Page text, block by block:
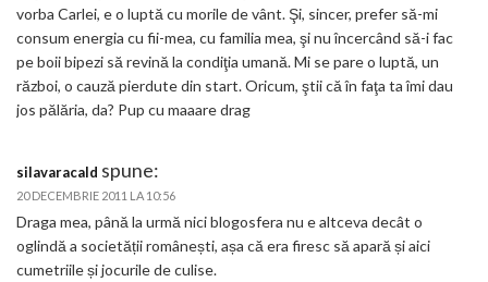
vorba Carlei, e o luptă cu morile de vânt. Şi, sincer, prefer să-mi
consum energia cu fii-mea, cu familia mea, şi nu încercând să-i fac
pe boii bipezi să revină la condiţia umană. Mi se pare o luptă, un
război, o cauză pierdute din start. Oricum, ştii că în faţa ta îmi dau
jos pălăria, da? Pup cu maaare drag
silavaracald spune:
20 DECEMBRIE 2011 LA 10:56
Draga mea, până la urmă nici blogosfera nu e altceva decât o
oglindă a societății românești, așa că era firesc să apară și aici
cumetriile și jocurile de culise.